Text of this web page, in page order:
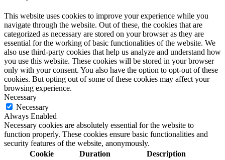
This website uses cookies to improve your experience while you
navigate through the website. Out of these, the cookies that are
categorized as necessary are stored on your browser as they are
essential for the working of basic functionalities of the website. We
also use third-party cookies that help us analyze and understand how
you use this website. These cookies will be stored in your browser
only with your consent. You also have the option to opt-out of these
cookies. But opting out of some of these cookies may affect your
browsing experience.
Necessary
Necessary
Always Enabled
Necessary cookies are absolutely essential for the website to
function properly. These cookies ensure basic functionalities and
security features of the website, anonymously.
Cookie
Duration Description